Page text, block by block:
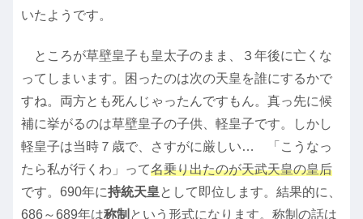
いたようです。
ところが草壁皇子も皇太子のまま、３年後に亡くな
ってしまいます。困ったのは次の天皇を誰にするかで
すね。両方とも死んじゃったんですもん。真っ先に候
補に挙がるのは草壁皇子の子供、軽皇子です。しかし
軽皇子は当時７歳で、さすがに厳しい… 「こうなっ
たら私が行くわ」って名乗り出たのが天武天皇の皇后
です。690年に持統天皇として即位します。結果的に、
686～689年は称制 という形式になります。称制の話は